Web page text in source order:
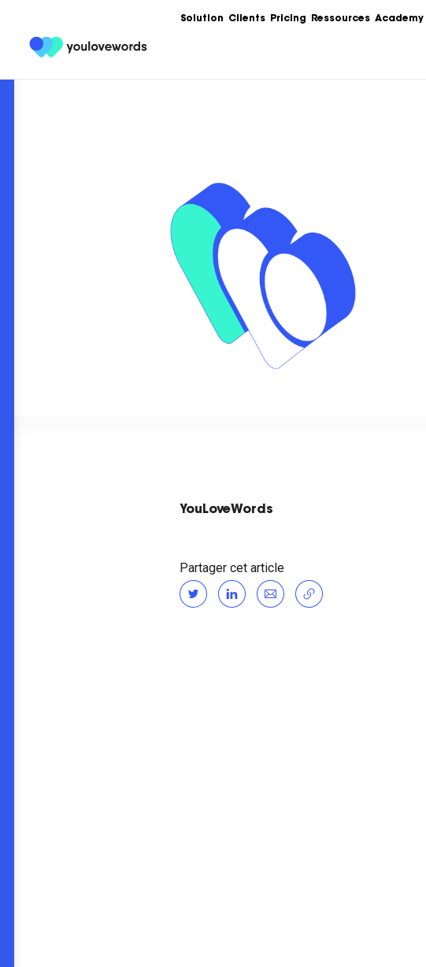
Solution Clients Pricing Ressources
Articles
Guides, bonnes pratiques,
templates, exemples...
Academy
YouLoveWords
Partager cet article